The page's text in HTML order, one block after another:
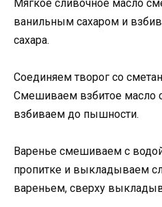
Мягкое сливочное масло
ванильным сахаром и
сахара.
Соединяем творог со
Смешиваем взбитое масло
взбиваем до пышности.
Варенье смешиваем с
пропитке и выкладываем
вареньем, сверху